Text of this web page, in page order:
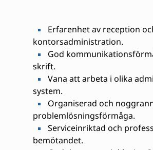
Erfarenhet av reception
kontorsadministration.
God
skrift.
Vana att arbeta i olika
system.
Organiserad och
problemlösningsförmåga.
Serviceinriktad och
bemötandet.